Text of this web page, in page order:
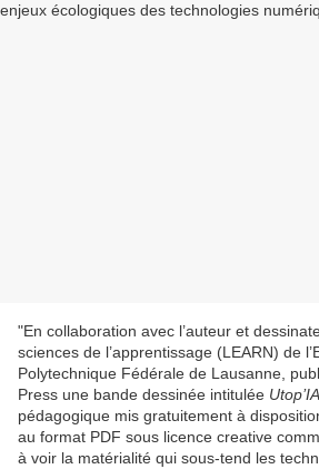
"En collaboration avec l’auteur et
sciences de l’apprentissage (LEARN) de
Polytechnique Fédérale de Lausanne,
Press une bande dessinée intitulée Utop’IA
pédagogique mis gratuitement à
au format PDF sous licence creative
à voir la matérialité qui sous-tend les